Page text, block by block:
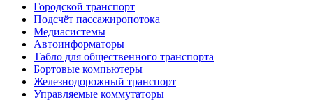
Городской транспорт
Подсчёт пассажиропотока
Медиасистемы
Автоинформаторы
Табло для общественного транспорта
Бортовые компьютеры
Железнодорожный транспорт
Управляемые коммутаторы